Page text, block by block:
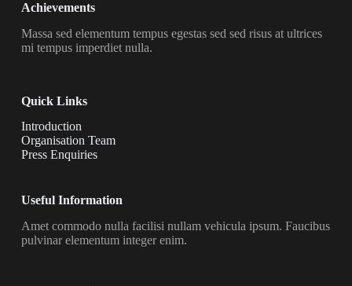
Achievements
Massa sed elementum tempus egestas sed sed risus at ultrices
mi tempus imperdiet nulla.
Quick Links
Introduction
Organisation Team
Press Enquiries
Useful Information
Amet commodo nulla facilisi nullam vehicula ipsum. Faucibus
pulvinar elementum integer enim.